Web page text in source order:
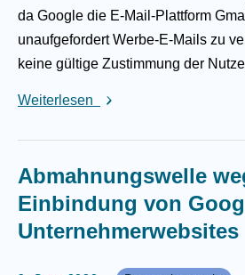
da Google die E-Mail-Plattform
unaufgefordert Werbe-E-Mails zu
keine gültige Zustimmung der
Weiterlesen
Abmahnungswelle
Einbindung von
Unternehmerwebsites